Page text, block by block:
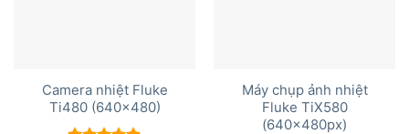
Camera nhiệt Fluke
Ti480 (640×480)
Máy chụp ảnh nhiệt
Fluke TiX580
(640x480px)